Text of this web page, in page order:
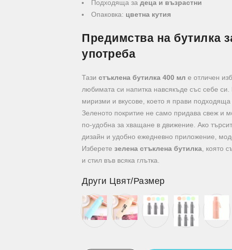
Подходяща за деца и възрастни
Опаковка: цветна кутия
Предимства на бутилка
употреба
Тази стъклена бутилка 400 мл е отличен
любимата си напитка навсякъде със себе
миризми и вкусове, което я прави подходяща
Зеленото покритие не само придава свеж и
по-удобна за хващане в движение. Ако
дизайн и удобно ежедневно приложение,
Изберете зелена стъклена бутилка , която
и стил във всяка глътка.
Други Цвят/Размер